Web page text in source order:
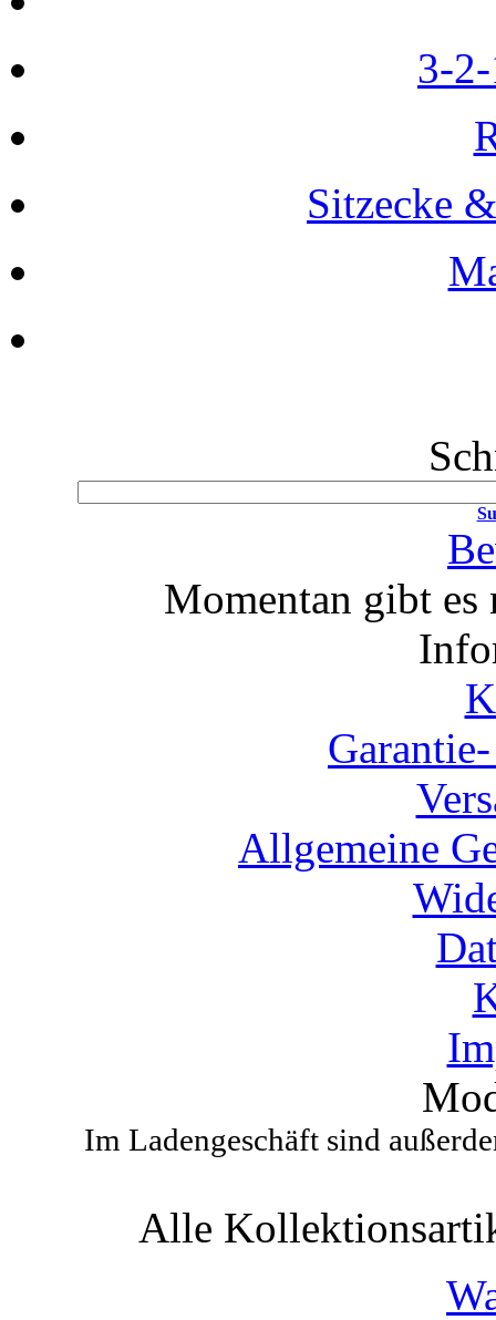
3-
Sitzecke
Momentan gibt es
Allgemeine
Im Ladengeschäft sind
Alle